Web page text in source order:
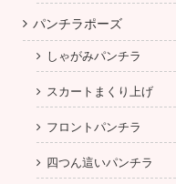
パンチラポーズ
しゃがみパンチラ
スカートまくり上げ
フロントパンチラ
四つん這いパンチラ